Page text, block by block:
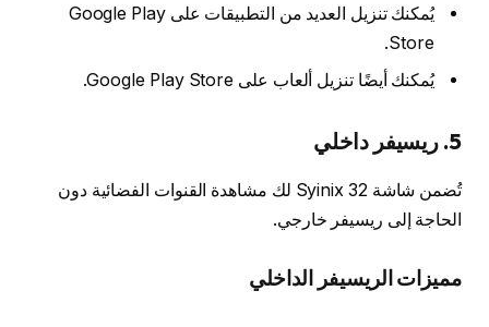
يُمكنك تنزيل العديد من التطبيقات على Google Play
Store.
يُمكنك أيضًا تنزيل ألعاب على Google Play Store.
5. ريسيفر داخلي
تُضمن شاشة Syinix 32 لك مشاهدة القنوات الفضائية دون
الحاجة إلى ريسيفر خارجي.
مميزات الريسيفر الداخلي